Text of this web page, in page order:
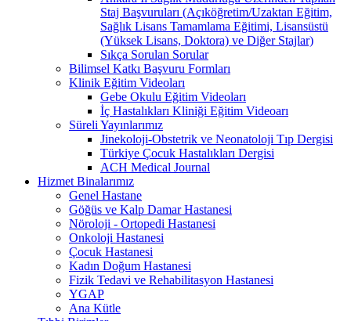
Staj Başvuruları (Açıköğretim/Uzaktan Eğitim,
Sağlık Lisans Tamamlama Eğitimi, Lisansüstü
(Yüksek Lisans, Doktora) ve Diğer Stajlar)
Sıkça Sorulan Sorular
Bilimsel Katkı Başvuru Formları
Klinik Eğitim Videoları
Gebe Okulu Eğitim Videoları
İç Hastalıkları Kliniği Eğitim Videoarı
Süreli Yayınlarımız
Jinekoloji-Obstetrik ve Neonatoloji Tıp Dergisi
Türkiye Çocuk Hastalıkları Dergisi
ACH Medical Journal
Hizmet Binalarımız
Genel Hastane
Göğüs ve Kalp Damar Hastanesi
Nöroloji - Ortopedi Hastanesi
Onkoloji Hastanesi
Çocuk Hastanesi
Kadın Doğum Hastanesi
Fizik Tedavi ve Rehabilitasyon Hastanesi
YGAP
Ana Kütle